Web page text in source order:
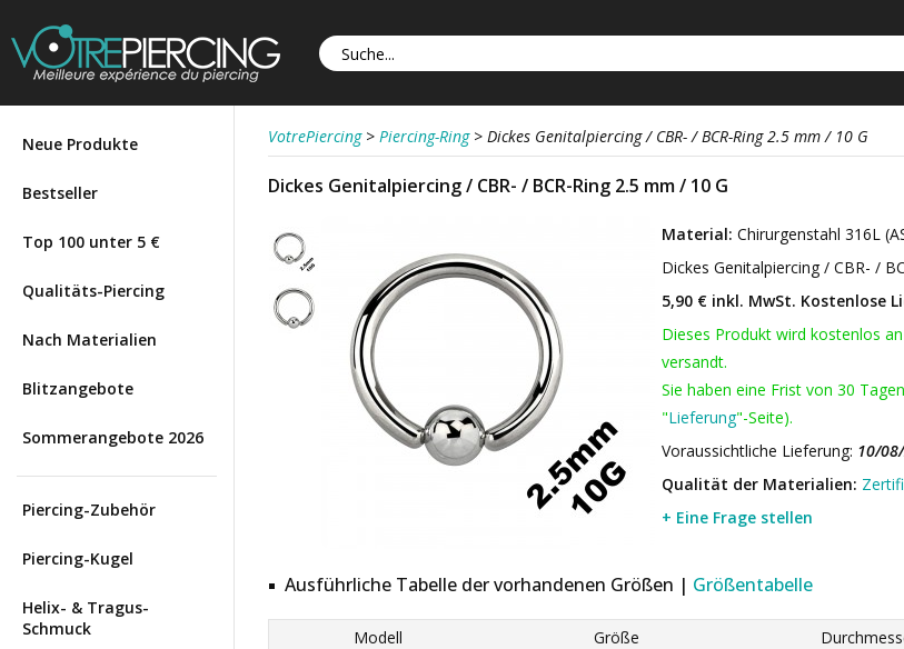
Neue Produkte
Bestseller
Top 100 unter 5 €
Qualitäts-Piercing
Nach Materialien
Blitzangebote
Sommerangebote 2026
Piercing-Zubehör
Piercing-Kugel
Helix- & Tragus-
Schmuck
VotrePiercing > Piercing-Ring > Dickes Genitalpiercing / CBR- / BCR-Ring 2.5 mm / 10 G
Dickes Genitalpiercing / CBR- / BCR-Ring 2.5 mm / 10 G
Material: Chirurgenstahl 316L
Dickes Genitalpiercing / CBR- /
5,90 € inkl. MwSt. Kostenlose
Dieses Produkt wird kostenlos
versandt.
Sie haben eine Frist von 30
"Lieferung"-Seite).
Voraussichtliche Lieferung: 10/
Qualität der Materialien:
+ Eine Frage stellen
Ausführliche Tabelle der vorhandenen Größen | Größentabelle
Modell Größe